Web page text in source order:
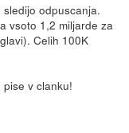
odpuscanja.
vsoto 1,2 miljarde za
Celih 100K
v clanku!